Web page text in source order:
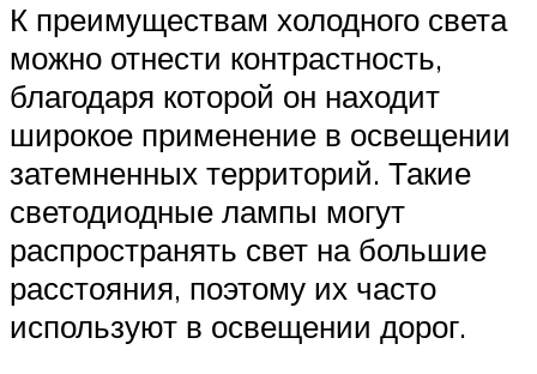
К преимуществам холодного света
можно отнести контрастность,
благодаря которой он находит
широкое применение в освещении
затемненных территорий. Такие
светодиодные лампы могут
распространять свет на большие
расстояния, поэтому их часто
используют в освещении дорог.